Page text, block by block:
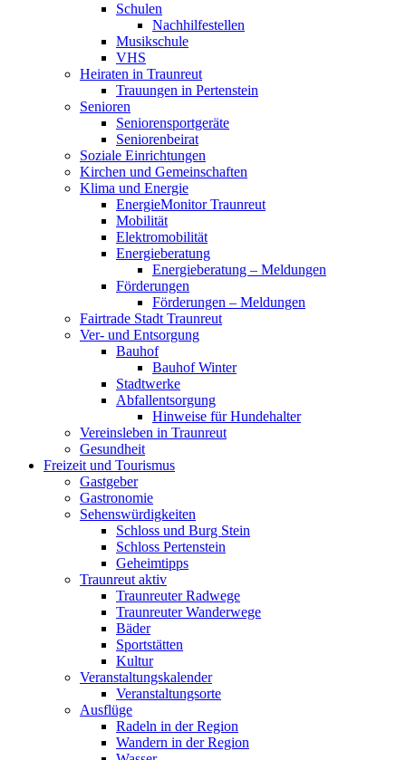
Schulen
Nachhilfestellen
Musikschule
VHS
Heiraten in Traunreut
Trauungen in Pertenstein
Senioren
Seniorensportgeräte
Seniorenbeirat
Soziale Einrichtungen
Kirchen und Gemeinschaften
Klima und Energie
EnergieMonitor Traunreut
Mobilität
Elektromobilität
Energieberatung
Energieberatung – Meldungen
Förderungen
Förderungen – Meldungen
Fairtrade Stadt Traunreut
Ver- und Entsorgung
Bauhof
Bauhof Winter
Stadtwerke
Abfallentsorgung
Hinweise für Hundehalter
Vereinsleben in Traunreut
Gesundheit
Freizeit und Tourismus
Gastgeber
Gastronomie
Sehenswürdigkeiten
Schloss und Burg Stein
Schloss Pertenstein
Geheimtipps
Traunreut aktiv
Traunreuter Radwege
Traunreuter Wanderwege
Bäder
Sportstätten
Kultur
Veranstaltungskalender
Veranstaltungsorte
Ausflüge
Radeln in der Region
Wandern in der Region